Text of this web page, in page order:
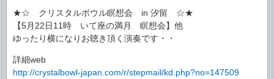
★☆ クリスタルボウル瞑想会 in 汐留 ☆★
【5月22日11時 いて座の満月 瞑想会】他
ゆったり横になりお聴き頂く演奏です・・
詳細web
http://crystalbowl-japan.com/r/stepmail/kd.php?no=147509